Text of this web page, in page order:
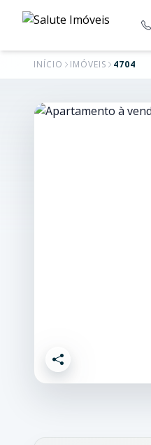
INÍCIO IMÓVEIS 4704